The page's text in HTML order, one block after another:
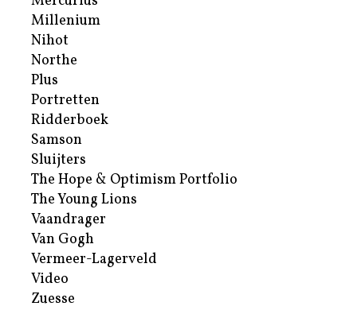
Millenium
Nihot
Northe
Plus
Portretten
Ridderboek
Samson
Sluijters
The Hope & Optimism Portfolio
The Young Lions
Vaandrager
Van Gogh
Vermeer-Lagerveld
Video
Zuesse